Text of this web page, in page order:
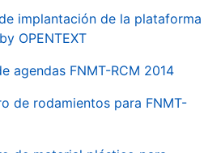
implantación de la plataforma
OPENTEXT
agendas FNMT-RCM 2014
de rodamientos para FNMT-